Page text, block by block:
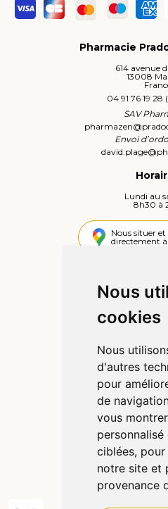
Nous
cookies
Nous
d'autres
pour
de
vous
ciblées,
notre site et
provenance
Pharmacie
614 avenue
13008
04 91 76 19 28
SAV
pharmazen@
Envoi
david.plage@
Lundi au
8h30 à
Nous situer
directement
Qui
Poser une
Déclarer un
Mentions
Données
Préférences